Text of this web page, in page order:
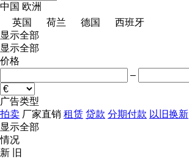
中国 欧洲
英国
荷兰 德国
西班牙
显示全部
显示全部
价格
–
广告类型
拍卖 厂家直销 租赁 贷款 分期付款 以旧换新
显示全部
情况
新
旧